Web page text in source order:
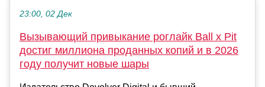
23:00, 02 Дек
Вызывающий привыкание роглайк Ball x Pit
достиг миллиона проданных копий и в 2026
году получит новые шары